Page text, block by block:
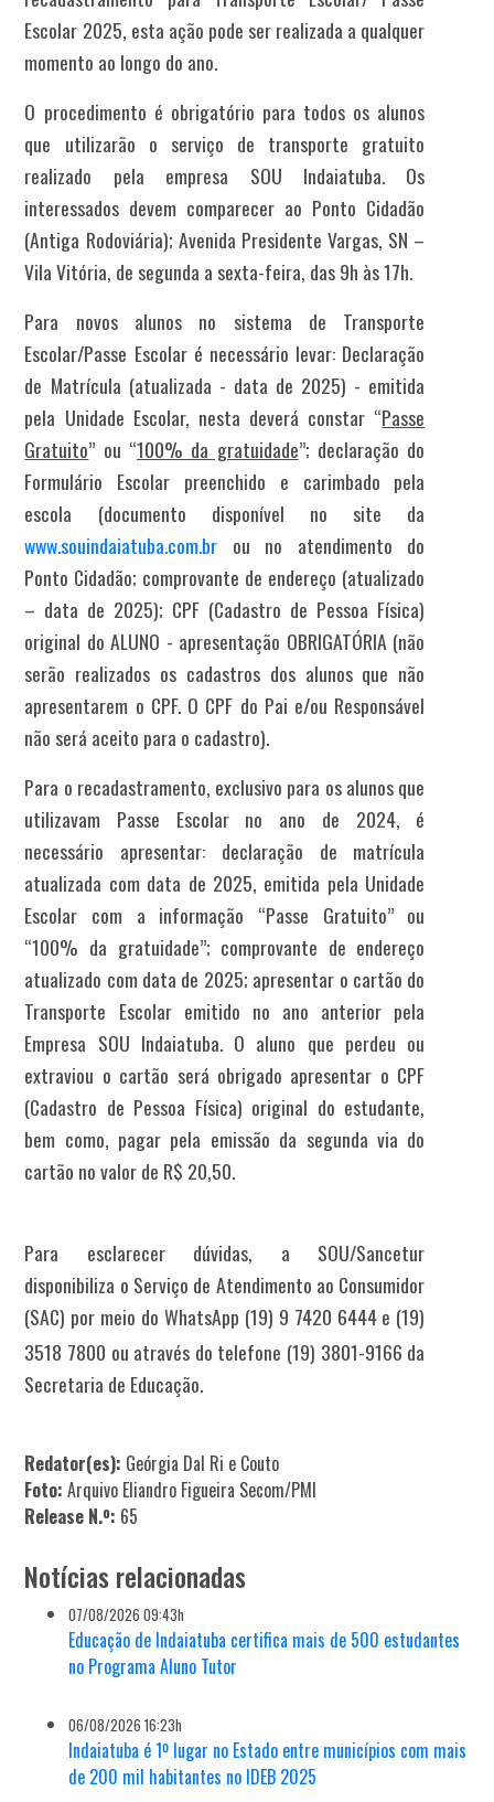
Escolar 2025, esta ação pode ser realizada a qualquer
momento ao longo do ano.
O procedimento é obrigatório para todos os alunos
que utilizarão o serviço de transporte gratuito
realizado pela empresa SOU Indaiatuba. Os
interessados devem comparecer ao Ponto Cidadão
(Antiga Rodoviária); Avenida Presidente Vargas, SN –
Vila Vitória, de segunda a sexta-feira, das 9h às 17h.
Para novos alunos no sistema de Transporte
Escolar/Passe Escolar é necessário levar: Declaração
de Matrícula (atualizada - data de 2025) - emitida
pela Unidade Escolar, nesta deverá constar “Passe
Gratuito” ou “100% da gratuidade”; declaração do
Formulário Escolar preenchido e carimbado pela
escola (documento disponível no site da
www.souindaiatuba.com.br ou no atendimento do
Ponto Cidadão; comprovante de endereço (atualizado
– data de 2025); CPF (Cadastro de Pessoa Física)
original do ALUNO - apresentação OBRIGATÓRIA (não
serão realizados os cadastros dos alunos que não
apresentarem o CPF. O CPF do Pai e/ou Responsável
não será aceito para o cadastro).
Para o recadastramento, exclusivo para os alunos que
utilizavam Passe Escolar no ano de 2024, é
necessário apresentar: declaração de matrícula
atualizada com data de 2025, emitida pela Unidade
Escolar com a informação “Passe Gratuito” ou
“100% da gratuidade”; comprovante de endereço
atualizado com data de 2025; apresentar o cartão do
Transporte Escolar emitido no ano anterior pela
Empresa SOU Indaiatuba. O aluno que perdeu ou
extraviou o cartão será obrigado apresentar o CPF
(Cadastro de Pessoa Física) original do estudante,
bem como, pagar pela emissão da segunda via do
cartão no valor de R$ 20,50.
Para esclarecer dúvidas, a SOU/Sancetur
disponibiliza o Serviço de Atendimento ao Consumidor
(SAC) por meio do WhatsApp (19) 9 7420 6444 e (19)
3518 7800 ou através do telefone (19) 3801-9166 da
Secretaria de Educação.
Redator(es): Geórgia Dal Ri e Couto
Foto:Arquivo Eliandro Figueira Secom/PMI
Release N.º: 65
Notícias relacionadas
07/08/2026 09:43h
Educação de Indaiatuba certifica mais de 500 estudantes
no Programa Aluno Tutor
06/08/2026 16:23h
Indaiatuba é 1º lugar no Estado entre municípios com mais
de 200 mil habitantes no IDEB 2025